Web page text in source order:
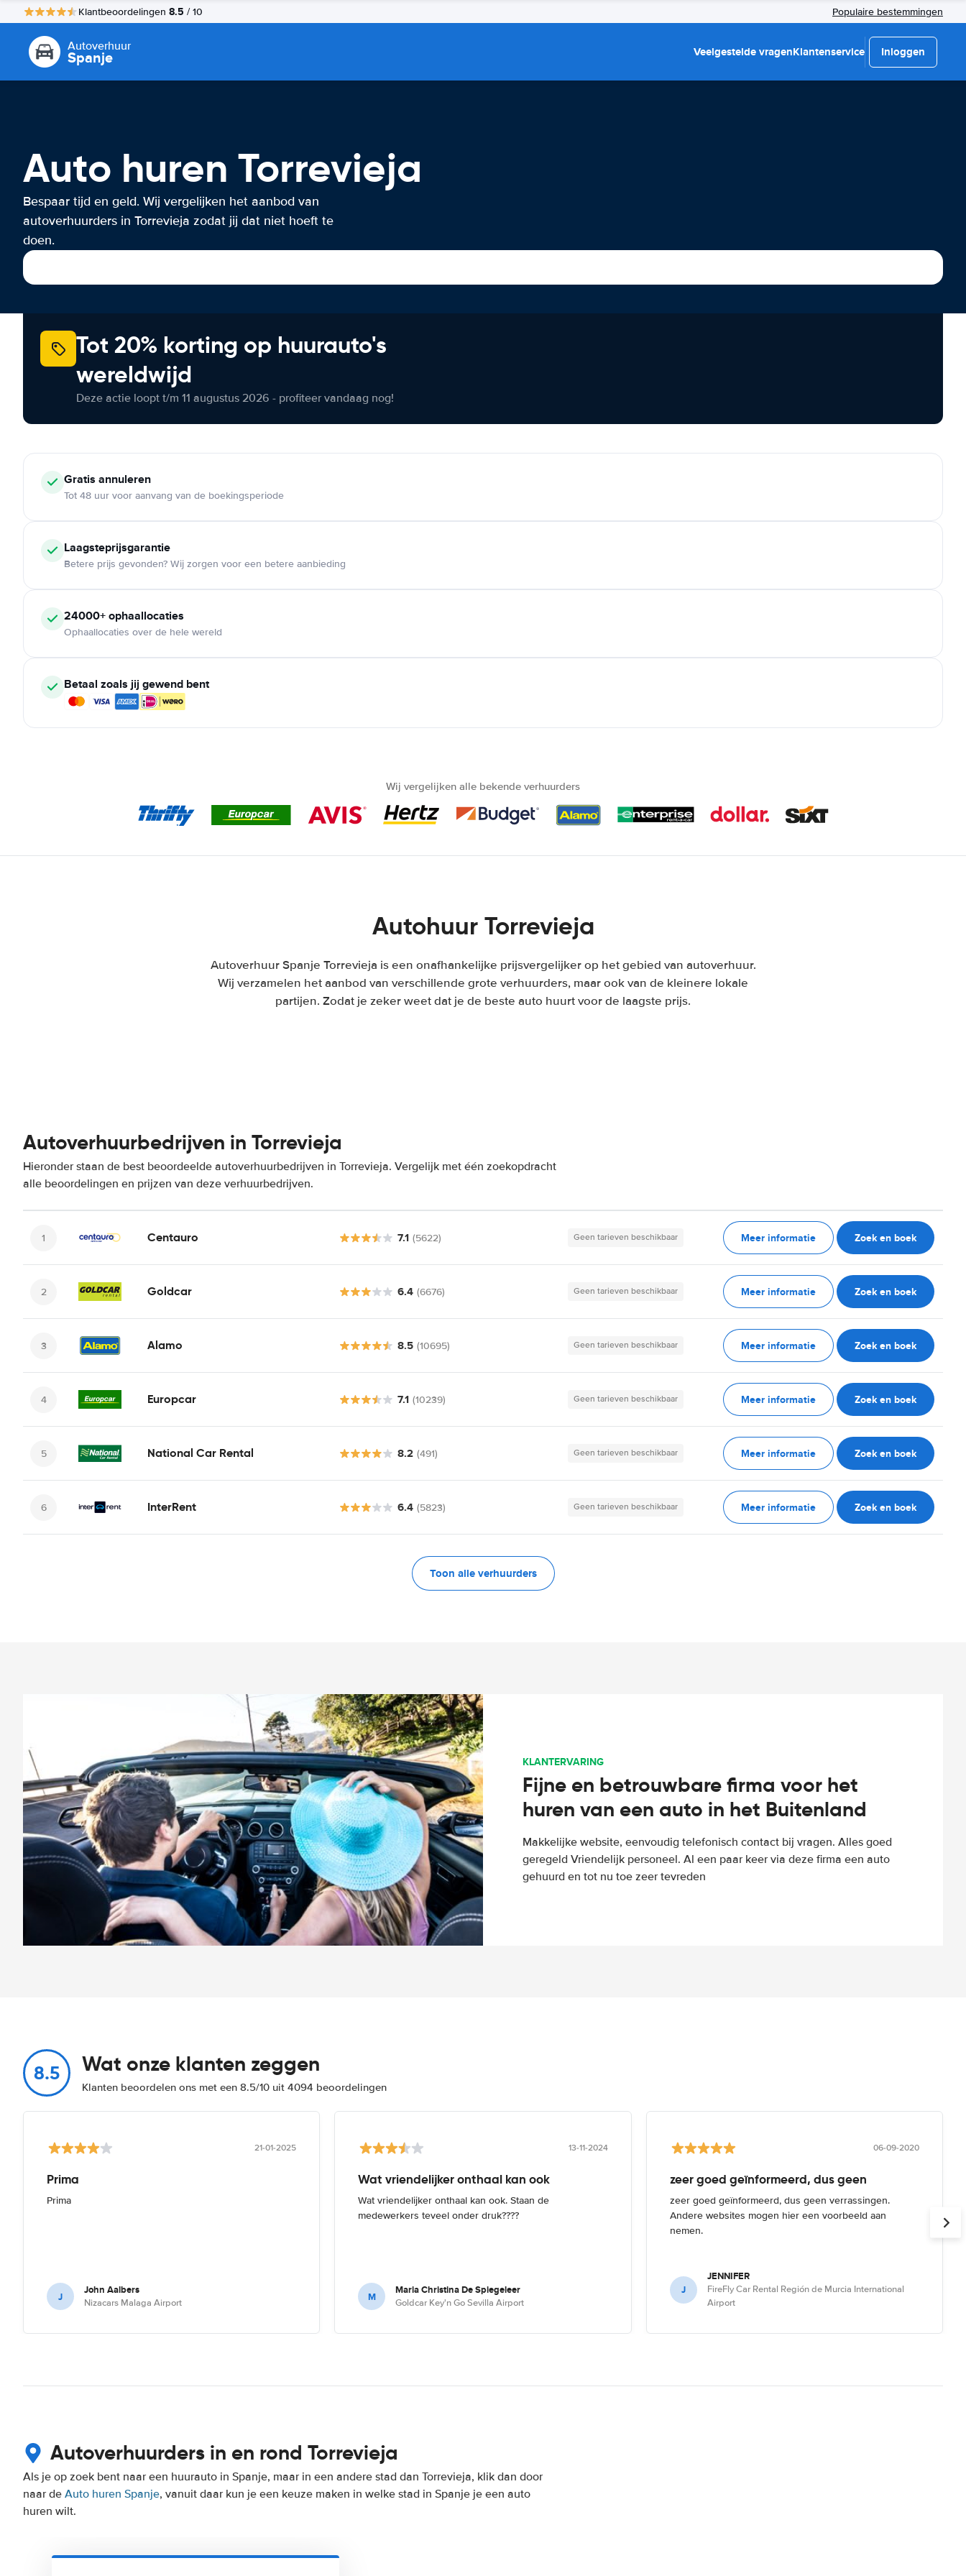
Klantbeoordelingen 8.5 / 10 Populaire bestemmingen
Autoverhuur
Spanje Veelgestelde vragenKlantenservice Inloggen
Auto huren Torrevieja
Bespaar tijd en geld. Wij vergelijken het aanbod van
autoverhuurders in Torrevieja zodat jij dat niet hoeft te
doen.
Tot 20% korting op huurauto's
wereldwijd
Deze actie loopt t/m 11 augustus 2026 - profiteer vandaag nog!
Gratis annuleren
Tot 48 uur voor aanvang van de boekingsperiode
Laagsteprijsgarantie
Betere prijs gevonden? Wij zorgen voor een betere aanbieding
24000+ ophaallocaties
Ophaallocaties over de hele wereld
Betaal zoals jij gewend bent
Wij vergelijken alle bekende verhuurders
Autohuur Torrevieja
Autoverhuur Spanje Torrevieja is een onafhankelijke prijsvergelijker op het gebied van autoverhuur.
Wij verzamelen het aanbod van verschillende grote verhuurders, maar ook van de kleinere lokale
partijen. Zodat je zeker weet dat je de beste auto huurt voor de laagste prijs.
Autoverhuurbedrijven in Torrevieja
Hieronder staan de best beoordeelde autoverhuurbedrijven in Torrevieja. Vergelijk met één zoekopdracht
alle beoordelingen en prijzen van deze verhuurbedrijven.
Centauro 7.1 (5622) Geen tarieven beschikbaar Meer informatie Zoek en boek
Goldcar 6.4 (6676) Geen tarieven beschikbaar Meer informatie Zoek en boek
Alamo 8.5 (10695) Geen tarieven beschikbaar Meer informatie Zoek en boek
Europcar 7.1 (10239) Geen tarieven beschikbaar Meer informatie Zoek en boek
National Car Rental 8.2 (491) Geen tarieven beschikbaar Meer informatie Zoek en boek
InterRent 6.4 (5823) Geen tarieven beschikbaar Meer informatie Zoek en boek
Toon alle verhuurders
KLANTERVARING
Fijne en betrouwbare firma voor het
huren van een auto in het Buitenland
Makkelijke website, eenvoudig telefonisch contact bij vragen. Alles goed
geregeld Vriendelijk personeel. Al een paar keer via deze firma een auto
gehuurd en tot nu toe zeer tevreden
8.5 Wat onze klanten zeggen
Klanten beoordelen ons met een 8.5/10 uit 4094 beoordelingen
21-01-2025
Prima
Prima
J John Aalbers
Nizacars Malaga Airport
13-11-2024
Wat vriendelijker onthaal kan ook
Wat vriendelijker onthaal kan ook. Staan de
medewerkers teveel onder druk????
M Maria Christina De Spiegeleer
Goldcar Key'n Go Sevilla Airport
06-09-2020
zeer goed geïnformeerd, dus geen
zeer goed geïnformeerd, dus geen verrassingen.
Andere websites mogen hier een voorbeeld aan
nemen.
J
JENNIFER
FireFly Car Rental Región de Murcia International
Airport
Autoverhuurders in en rond Torrevieja
Als je op zoek bent naar een huurauto in Spanje, maar in een andere stad dan Torrevieja, klik dan door
naar de Auto huren Spanje, vanuit daar kun je een keuze maken in welke stad in Spanje je een auto
huren wilt.